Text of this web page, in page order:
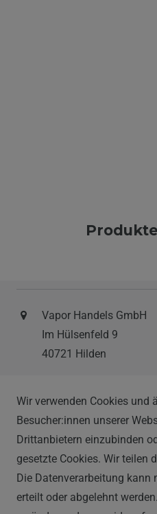
Vapor Handels GmbH
Im Hülsenfeld 9
40721 Hilden
info@vapor-handel.de
Montag - Freitag, 09:00
Wir verwenden Cookies und
Besucher:innen unserer
Drittanbietern einzubinden
gesetzte Cookies. Wir teilen
Die Datenverarbeitung
erteilt oder abgelehnt